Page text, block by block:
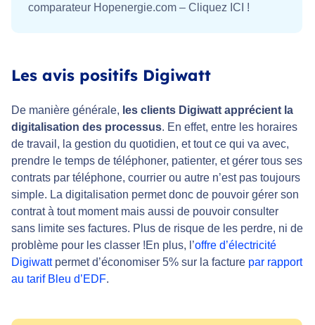
comparateur Hopenergie.com – Cliquez ICI !
Les avis positifs Digiwatt
De manière générale, les clients Digiwatt apprécient la
digitalisation des processus. En effet, entre les horaires
de travail, la gestion du quotidien, et tout ce qui va avec,
prendre le temps de téléphoner, patienter, et gérer tous ses
contrats par téléphone, courrier ou autre n’est pas toujours
simple. La digitalisation permet donc de pouvoir gérer son
contrat à tout moment mais aussi de pouvoir consulter
sans limite ses factures. Plus de risque de les perdre, ni de
problème pour les classer !En plus, l’offre d’électricité
Digiwattpermet d’économiser 5% sur la facture par rapport
au tarif Bleu d’EDF.